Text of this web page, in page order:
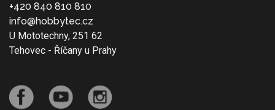
+420 840 810 810
info@hobbytec.cz
U Mototechny, 251 62
Tehovec - Říčany u Prahy